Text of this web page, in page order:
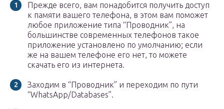
Прежде всего, вам понадобится получить доступ
к памяти вашего телефона, в этом вам поможет
любое приложение типа “Проводник”, на
большинстве современных телефонов такое
приложение установлено по умолчанию; если
же на вашем телефоне его нет, то можете
скачать его из интернета.
Заходим в “Проводник” и переходим по пути
“WhatsApp/Databases”.